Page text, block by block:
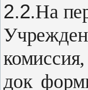
2.2.На
док